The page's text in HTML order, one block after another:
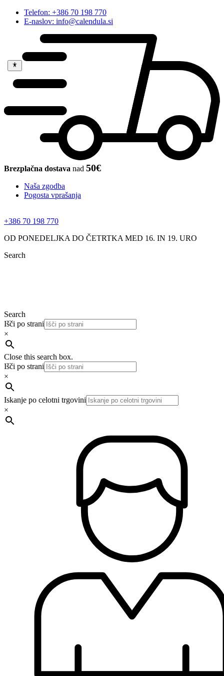
Telefon: +386 70 198 770
E-naslov: info@calendula.si
Brezplačna dostava nad 50€
Naša zgodba
Pogosta vprašanja
+386 70 198 770
OD PONEDELJKA DO ČETRTKA MED 16. IN 19. URO
Search
Search
Išči po strani
×
Close this search box.
Išči po strani
×
Iskanje po celotni trgovini
×